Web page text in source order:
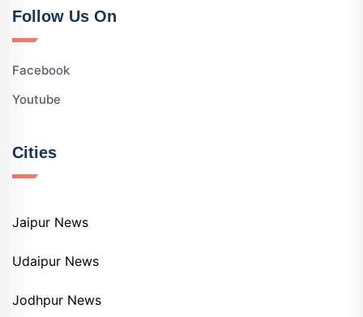
Follow Us On
Facebook
Youtube
Cities
Jaipur News
Udaipur News
Jodhpur News